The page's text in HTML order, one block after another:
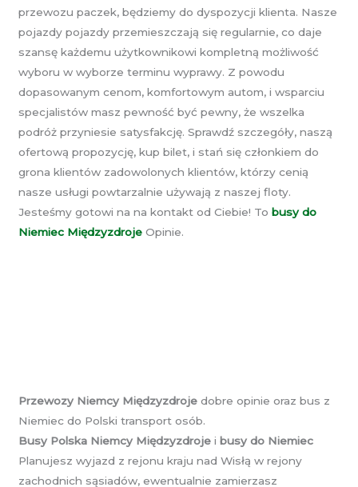
przewozu paczek, będziemy do dyspozycji klienta. Nasze
pojazdy pojazdy przemieszczają się regularnie, co daje
szansę każdemu użytkownikowi kompletną możliwość
wyboru w wyborze terminu wyprawy. Z powodu
dopasowanym cenom, komfortowym autom, i wsparciu
specjalistów masz pewność być pewny, że wszelka
podróż przyniesie satysfakcję. Sprawdź szczegóły, naszą
ofertową propozycję, kup bilet, i stań się członkiem do
grona klientów zadowolonych klientów, którzy cenią
nasze usługi powtarzalnie używają z naszej floty.
Jesteśmy gotowi na na kontakt od Ciebie! To busy do
Niemiec Międzyzdroje Opinie.
Przewozy Niemcy Międzyzdroje dobre opinie oraz bus z
Niemiec do Polski transport osób.
Busy Polska Niemcy Międzyzdroje i busy do Niemiec
Planujesz wyjazd z rejonu kraju nad Wisłą w rejony
zachodnich sąsiadów, ewentualnie zamierzasz